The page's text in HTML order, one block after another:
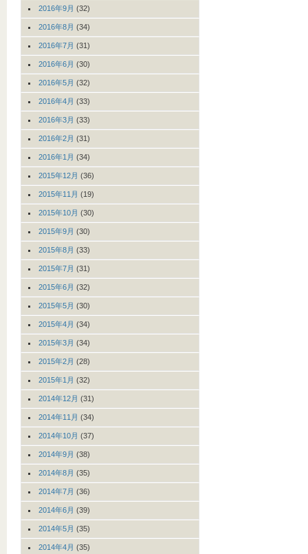
2016年9月 (32)
2016年8月 (34)
2016年7月 (31)
2016年6月 (30)
2016年5月 (32)
2016年4月 (33)
2016年3月 (33)
2016年2月 (31)
2016年1月 (34)
2015年12月 (36)
2015年11月 (19)
2015年10月 (30)
2015年9月 (30)
2015年8月 (33)
2015年7月 (31)
2015年6月 (32)
2015年5月 (30)
2015年4月 (34)
2015年3月 (34)
2015年2月 (28)
2015年1月 (32)
2014年12月 (31)
2014年11月 (34)
2014年10月 (37)
2014年9月 (38)
2014年8月 (35)
2014年7月 (36)
2014年6月 (39)
2014年5月 (35)
2014年4月 (35)